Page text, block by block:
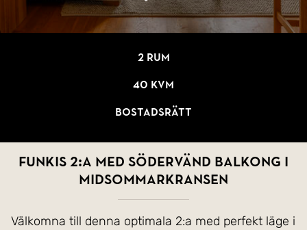
2 rum
40 kvm
Bostadsrätt
Funkis 2:a med södervänd balkong i
Midsommarkransen
Välkomna till denna optimala 2:a med perfekt läge i